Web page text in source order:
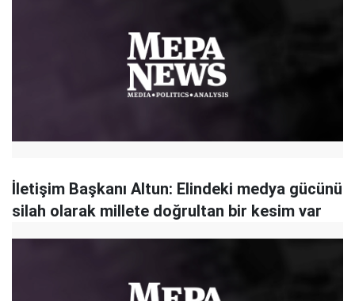
İletişim Başkanı Altun: Elindeki medya gücünü
silah olarak millete doğrultan bir kesim var